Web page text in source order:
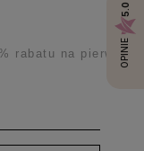
rabatu na pierwsze
OPINIE
5.0